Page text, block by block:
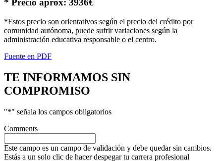
* Precio aprox: 3936€
*Estos precio son orientativos según el precio del crédito por
comunidad autónoma, puede sufrir variaciones según la
administración educativa responsable o el centro.
Fuente en PDF
TE INFORMAMOS SIN
COMPROMISO
"*" señala los campos obligatorios
Comments
Este campo es un campo de validación y debe quedar sin cambios.
Estás a un solo clic de hacer despegar tu carrera profesional